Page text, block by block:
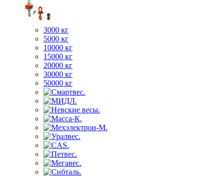
3000 кг
5000 кг
10000 кг
15000 кг
20000 кг
30000 кг
50000 кг